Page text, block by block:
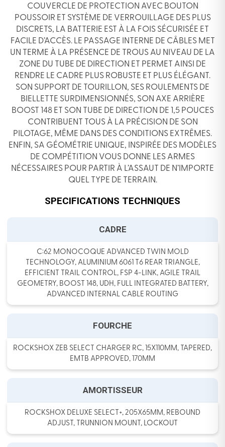
COUVERCLE DE PROTECTION AVEC BOUTON
POUSSOIR ET SYSTÈME DE VERROUILLAGE DES PLUS
DISCRETS, LA BATTERIE EST À LA FOIS SÉCURISÉE ET
FACILE D’ACCÈS. LE PASSAGE INTERNE DE CÂBLES MET
UN TERME À LA PRÉSENCE DE TROUS AU NIVEAU DE LA
ZONE DU TUBE DE DIRECTION ET PERMET AINSI DE
RENDRE LE CADRE PLUS ROBUSTE ET PLUS ÉLÉGANT.
SON SUPPORT DE TOURILLON, SES ROULEMENTS DE
BIELLETTE SURDIMENSIONNÉS, SON AXE ARRIÈRE
BOOST 148 ET SON TUBE DE DIRECTION DE 1,5 POUCES
CONTRIBUENT TOUS À LA PRÉCISION DE SON
PILOTAGE, MÊME DANS DES CONDITIONS EXTRÊMES.
ENFIN, SA GÉOMÉTRIE UNIQUE, INSPIRÉE DES MODÈLES
DE COMPÉTITION VOUS DONNE LES ARMES
NÉCESSAIRES POUR PARTIR À L’ASSAUT DE N’IMPORTE
QUEL TYPE DE TERRAIN.
SPECIFICATIONS TECHNIQUES
CADRE
C:62 MONOCOQUE ADVANCED TWIN MOLD
TECHNOLOGY, ALUMINIUM 6061 T6 REAR TRIANGLE,
EFFICIENT TRAIL CONTROL, FSP 4-LINK, AGILE TRAIL
GEOMETRY, BOOST 148, UDH, FULL INTEGRATED BATTERY,
ADVANCED INTERNAL CABLE ROUTING
FOURCHE
ROCKSHOX ZEB SELECT CHARGER RC, 15X110MM, TAPERED,
EMTB APPROVED, 170MM
AMORTISSEUR
ROCKSHOX DELUXE SELECT+, 205X65MM, REBOUND
ADJUST, TRUNNION MOUNT, LOCKOUT